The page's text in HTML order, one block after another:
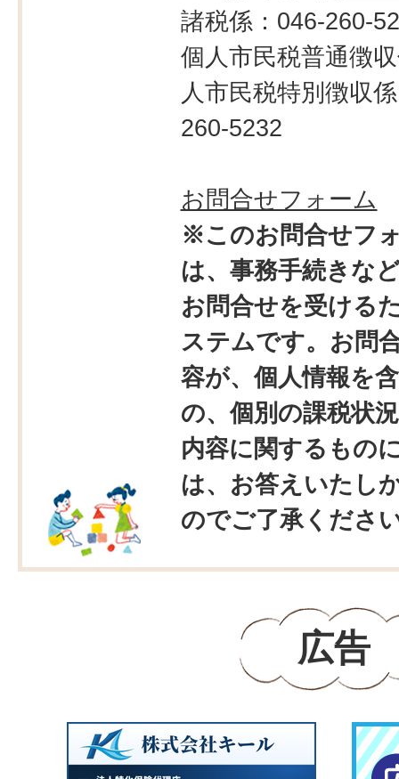
諸税係：046-260-
個人市民税普通徴
人市民税特別徴収
260-5232
お問合せフォーム
※このお問合せフ
は、事務手続きな
お問合せを受ける
ステムです。お問
容が、個人情報を
の、個別の課税状
内容に関するもの
は、お答えいたし
のでご了承くださ
広告